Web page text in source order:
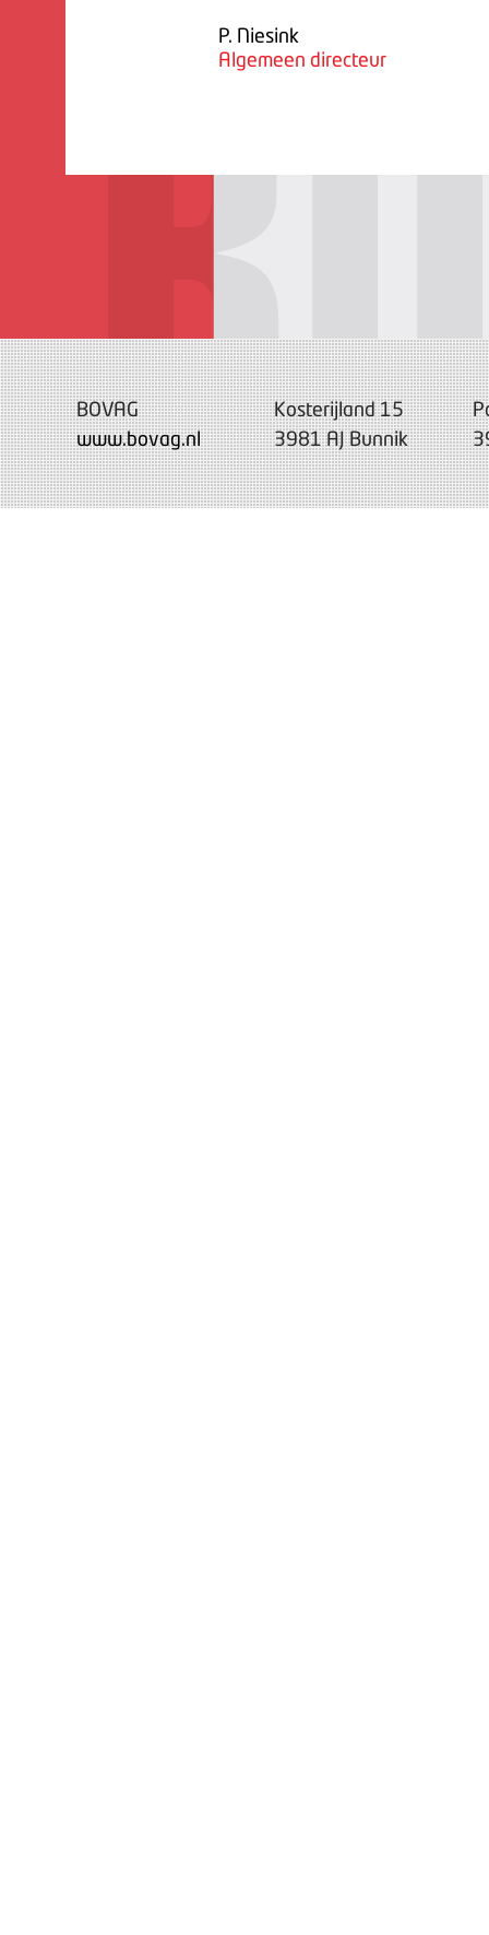
P. Niesink
Algemeen directeur
BOVAG
www.bovag.nl
Kosterijland 15
3981 AJ Bunnik